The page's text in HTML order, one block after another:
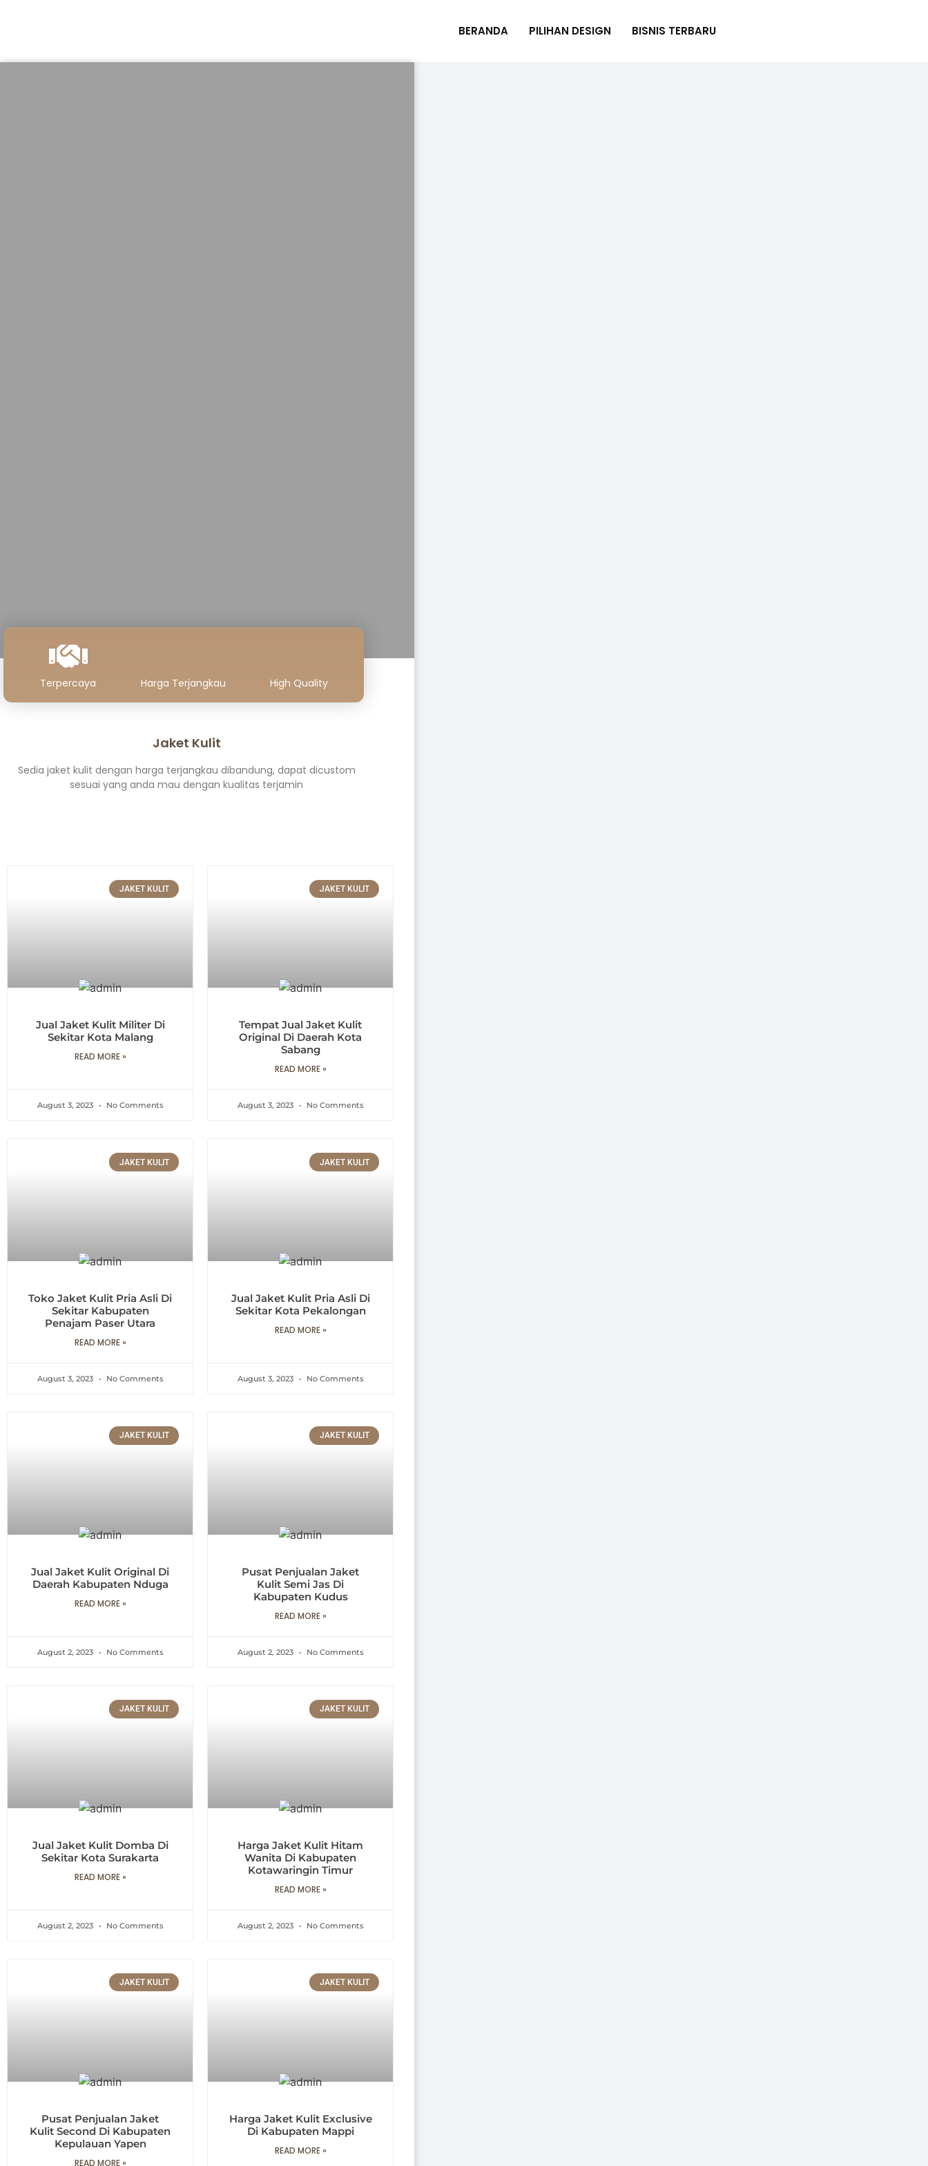
BERANDA PILIHAN DESIGN BISNIS TERBARU
Terpercaya Harga Terjangkau High Quality
Jaket Kulit
Sedia jaket kulit dengan harga terjangkau dibandung, dapat dicustom
sesuai yang anda mau dengan kualitas terjamin
JAKET KULIT
Jual Jaket Kulit Militer Di
Sekitar Kota Malang
READ MORE »
August 3, 2023 No Comments
JAKET KULIT
Tempat Jual Jaket Kulit
Original Di Daerah Kota
Sabang
READ MORE »
August 3, 2023 No Comments
JAKET KULIT
Toko Jaket Kulit Pria Asli Di
Sekitar Kabupaten
Penajam Paser Utara
READ MORE »
August 3, 2023 No Comments
JAKET KULIT
Jual Jaket Kulit Pria Asli Di
Sekitar Kota Pekalongan
READ MORE »
August 3, 2023 No Comments
JAKET KULIT
Jual Jaket Kulit Original Di
Daerah Kabupaten Nduga
READ MORE »
August 2, 2023 No Comments
JAKET KULIT
Pusat Penjualan Jaket
Kulit Semi Jas Di
Kabupaten Kudus
READ MORE »
August 2, 2023 No Comments
JAKET KULIT
Jual Jaket Kulit Domba Di
Sekitar Kota Surakarta
READ MORE »
August 2, 2023 No Comments
JAKET KULIT
Harga Jaket Kulit Hitam
Wanita Di Kabupaten
Kotawaringin Timur
READ MORE »
August 2, 2023 No Comments
JAKET KULIT
Pusat Penjualan Jaket
Kulit Second Di Kabupaten
Kepulauan Yapen
READ MORE »
JAKET KULIT
Harga Jaket Kulit Exclusive
Di Kabupaten Mappi
READ MORE »